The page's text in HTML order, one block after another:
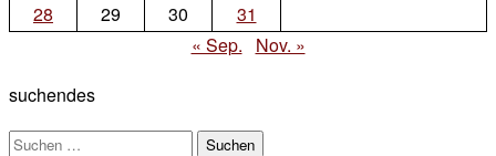
28
29 30
31
« Sep.
Nov. »
suchendes
Suchen